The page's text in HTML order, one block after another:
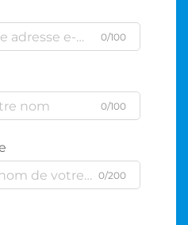
0/100
0/100
0/200